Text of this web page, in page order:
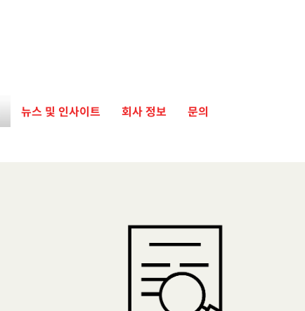
뉴스 및 인사이트 회사 정보 문의